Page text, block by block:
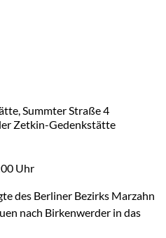
Summter Straße 4
Zetkin-Gedenkstätte
Uhr
des Berliner Bezirks Marzahn
nach Birkenwerder in das